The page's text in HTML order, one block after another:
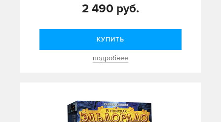
2 490 руб.
КУПИТЬ
подробнее